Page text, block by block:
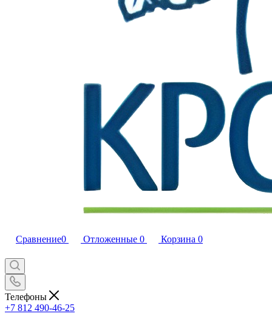
Сравнение0 Отложенные 0 Корзина 0
Телефоны
+7 812 490-46-25